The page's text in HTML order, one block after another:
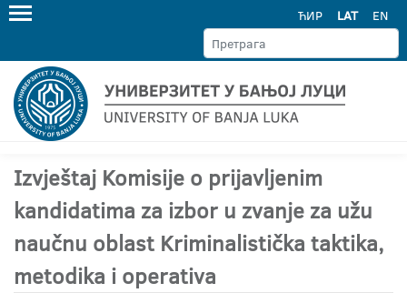
ЋИР LAT EN
Izvještaj Komisije o prijavljenim
kandidatima za izbor u zvanje za užu
naučnu oblast Kriminalistička taktika,
metodika i operativa